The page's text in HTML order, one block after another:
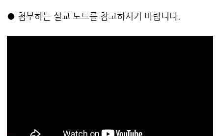
● 첨부하는 설교 노트를 참고하시기 바랍니다.